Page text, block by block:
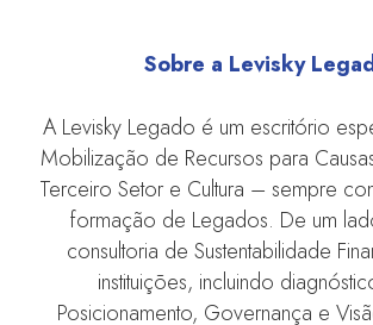
Sobre a Levisky
A Levisky Legado é um escritório
Mobilização de Recursos para
Terceiro Setor e Cultura – sempre
formação de Legados. De um
consultoria de Sustentabilidade
instituições, incluindo
Posicionamento, Governança e